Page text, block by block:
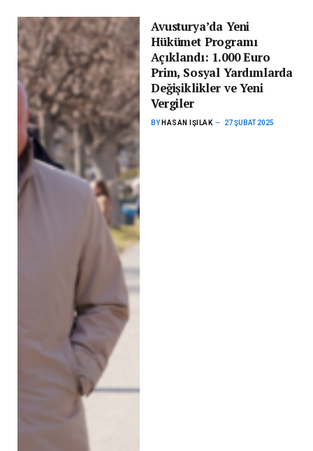
Avusturya’da Yeni
Hükümet Programı
Açıklandı: 1.000 Euro
Prim, Sosyal Yardımlarda
Değişiklikler ve Yeni
Vergiler
BY HASAN IŞILAK 27 ŞUBAT 2025